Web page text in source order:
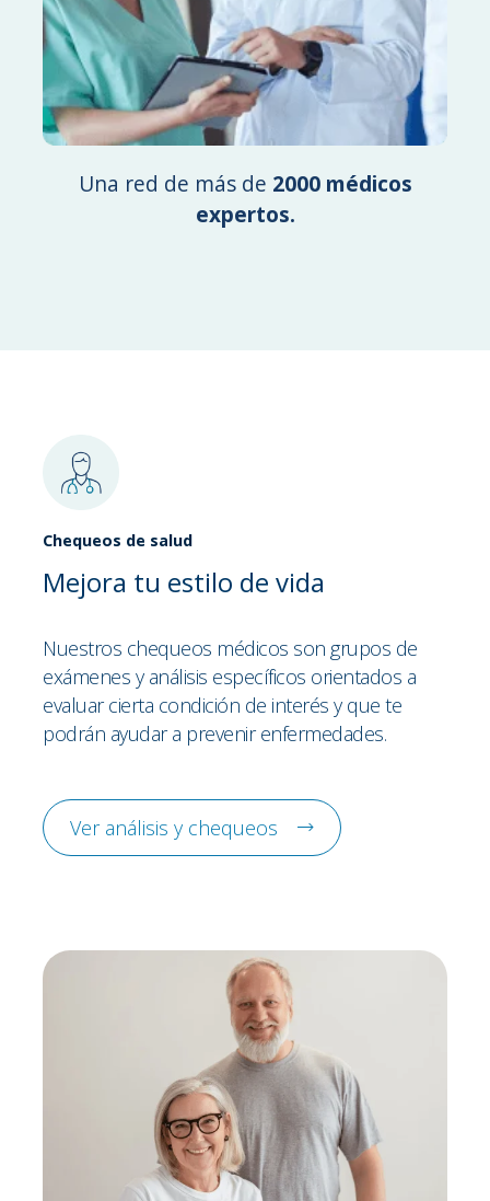
Una red de más de 2000 médicos
expertos.
Chequeos de salud
Mejora tu estilo de vida
Nuestros chequeos médicos son grupos de
exámenes y análisis específicos orientados a
evaluar cierta condición de interés y que te
podrán ayudar a prevenir enfermedades.
Ver análisis y chequeos